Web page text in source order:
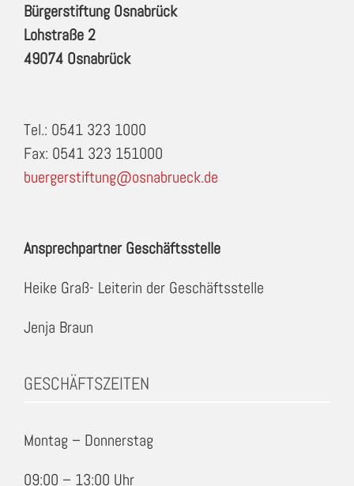
Bürgerstiftung Osnabrück
Lohstraße 2
49074 Osnabrück
Tel.: 0541 323 1000
Fax: 0541 323 151000
buergerstiftung@osnabrueck.de
Ansprechpartner Geschäftsstelle
Heike Graß- Leiterin der Geschäftsstelle
Jenja Braun
GESCHÄFTSZEITEN
Montag – Donnerstag
09:00 – 13:00 Uhr